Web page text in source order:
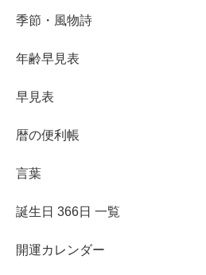
季節・風物詩
年齢早見表
早見表
暦の便利帳
言葉
誕生日 366日 一覧
開運カレンダー